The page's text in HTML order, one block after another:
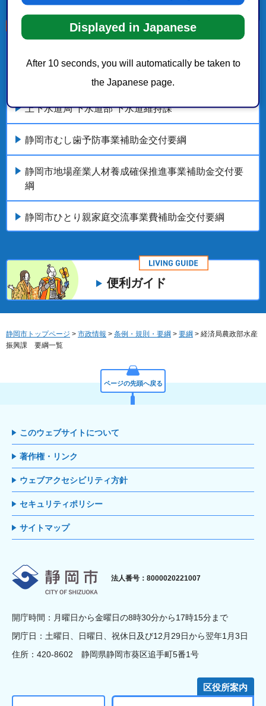
Displayed in Japanese
After 10 seconds, you will automatically be taken to
the Japanese page.
静岡市清水お魚ふれあい事業補助金交付要綱
上下水道局 下水道部 下水道維持課
静岡市むし歯予防事業補助金交付要綱
静岡市地場産業人材養成確保推進事業補助金交付要
綱
静岡市ひとり親家庭交流事業費補助金交付要綱
便利ガイド
静岡市トップページ > 市政情報 > 条例・規則・要綱 > 要綱 > 経済局農政部水産
振興課 要綱一覧
ページの先頭へ戻る
このウェブサイトについて
著作権・リンク
ウェブアクセシビリティ方針
セキュリティポリシー
サイトマップ
静岡市
法人番号：8000020221007
開庁時間：月曜日から金曜日の8時30分から17時15分まで
閉庁日：土曜日、日曜日、祝休日及び12月29日から翌年1月3日
住所：420-8602 静岡県静岡市葵区追手町5番1号
区役所案内